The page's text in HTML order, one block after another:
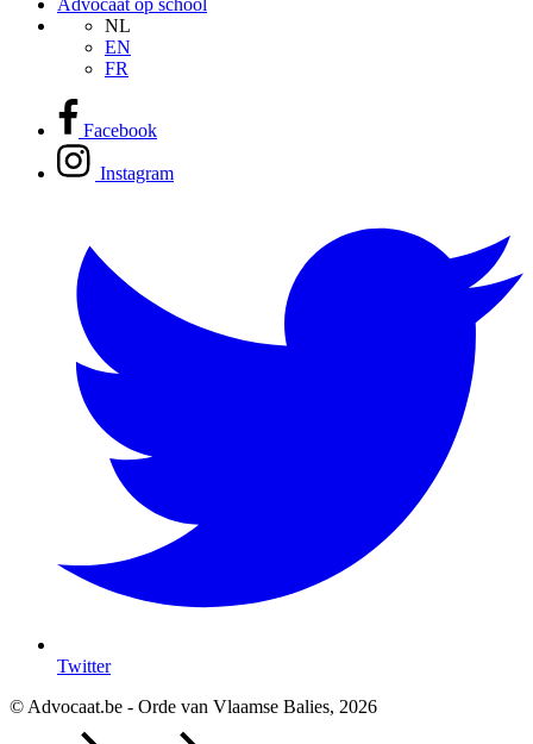
Advocaat op school
NL
EN
FR
Facebook
Instagram
Twitter
© Advocaat.be - Orde van Vlaamse Balies, 2026